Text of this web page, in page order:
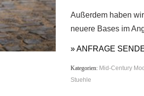
Außerdem haben
neuere Bases im
» ANFRAGE
Kategorien: Mid-Century
Stuehle